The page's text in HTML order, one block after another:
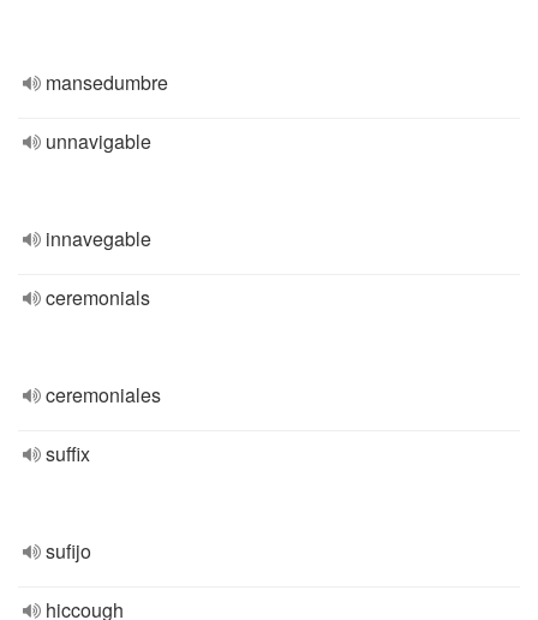
mansedumbre
unnavigable
innavegable
ceremonials
ceremoniales
suffix
sufijo
hiccough